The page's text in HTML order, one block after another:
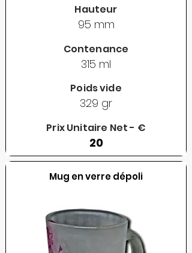
Hauteur
95 mm
Contenance
315 ml
Poids vide
329 gr
Prix Unitaire Net - €
20
Mug en verre dépoli